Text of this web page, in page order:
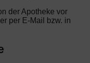
der Apotheke vor
per E-Mail bzw. in